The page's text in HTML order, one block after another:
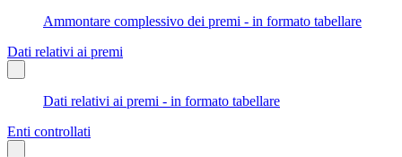
Ammontare complessivo dei premi - in formato tabellare
Dati relativi ai premi
Dati relativi ai premi - in formato tabellare
Enti controllati